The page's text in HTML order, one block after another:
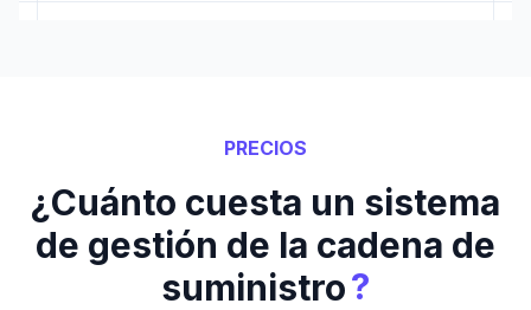
PRECIOS
¿Cuánto cuesta un sistema
de gestión de la cadena de
suministro?